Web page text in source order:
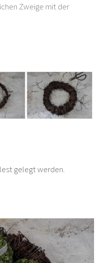
Zweige mit der
gelegt werden.